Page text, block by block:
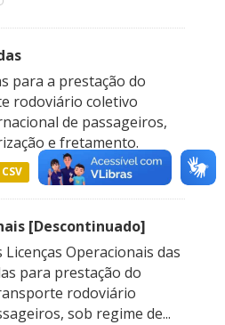
para a prestação do
rodoviário coletivo
de passageiros,
e fretamento.
CSV
[Descontinuado]
Operacionais das
para prestação do
rodoviário
sob regime de...